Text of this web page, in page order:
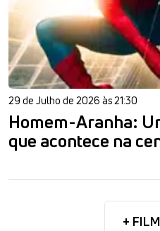
29 de Julho de 2026 às 21:30
Homem-Aranha:
que acontece na
+